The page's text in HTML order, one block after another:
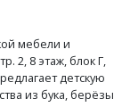
мебели и
2, 8 этаж, блок Г,
детскую
из бука, берёзы